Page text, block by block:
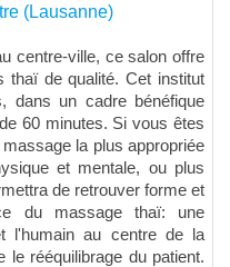
(Lausanne)
centre-ville, ce salon offre
thaï de qualité. Cet institut
dans un cadre bénéfique
60 minutes. Si vous êtes
la plus appropriée
et mentale, ou plus
de retrouver forme et
du massage thaï: une
l'humain au centre de la
le rééquilibrage du patient.